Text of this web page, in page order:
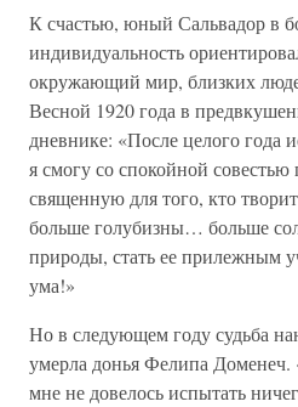
К счастью, юный Сальвадор в
индивидуальность
окружающий мир, близких
Весной 1920 года в
дневнике: «После целого
я смогу со спокойной совестью
священную для того, кто
больше голубизны… больше
природы, стать ее прилежным
ума!»
Но в следующем году судьба
умерла донья Фелипа
мне не довелось испытать